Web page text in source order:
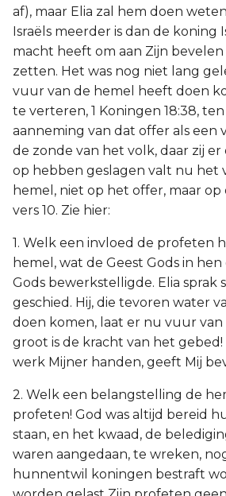
af), maar Elia zal hem doen
Israëls meerder is dan de koning
macht heeft om aan Zijn
zetten. Het was nog niet lang
vuur van de hemel heeft doen
te verteren, 1 Koningen 18:38,
aanneming van dat offer als een
de zonde van het volk, daar zij
op hebben geslagen valt nu het
hemel, niet op het offer, maar
vers 10. Zie hier:
1. Welk een invloed de profeten
hemel, wat de Geest Gods in
Gods bewerkstelligde. Elia sprak
geschied. Hij, die tevoren water
doen komen, laat er nu vuur van
groot is de kracht van het
werk Mijner handen, geeft Mij
2. Welk een belangstelling de
profeten! God was altijd bereid
staan, en het kwaad, de
waren aangedaan, te wreken,
hunnentwil koningen bestraft